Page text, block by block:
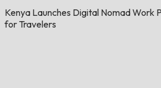
Kenya Launches Digital Nomad Work
for Travelers